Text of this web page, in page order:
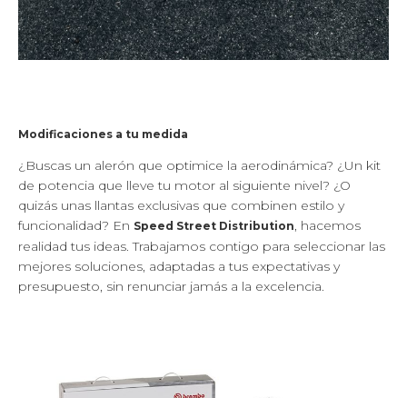
Modificaciones a tu medida
¿Buscas un alerón que optimice la aerodinámica? ¿Un kit
de potencia que lleve tu motor al siguiente nivel? ¿O
quizás unas llantas exclusivas que combinen estilo y
funcionalidad? En Speed Street Distribution, hacemos
realidad tus ideas. Trabajamos contigo para seleccionar las
mejores soluciones, adaptadas a tus expectativas y
presupuesto, sin renunciar jamás a la excelencia.